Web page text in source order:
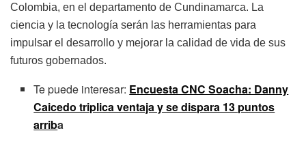
Colombia, en el departamento de Cundinamarca. La
ciencia y la tecnología serán las herramientas para
impulsar el desarrollo y mejorar la calidad de vida de sus
futuros gobernados.
Te puede interesar: Encuesta CNC Soacha: Danny
Caicedo triplica ventaja y se dispara 13 puntos
arriba